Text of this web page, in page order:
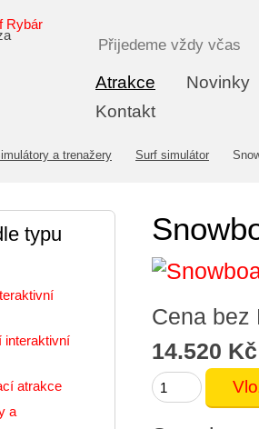
Atrakce
Novinky
Kontakt
Přijedeme vždy včas
a trenažery Surf simulátor
Cena
14.520 Kč
typu
interaktivní
atrakce
a